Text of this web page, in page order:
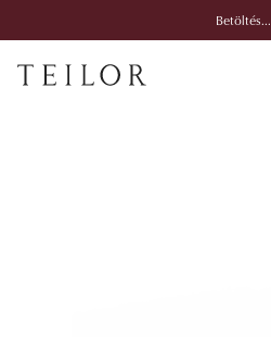
Betöltés...